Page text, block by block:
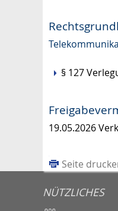
§ 127
19.05.2026
Seite
NÜTZLICHES